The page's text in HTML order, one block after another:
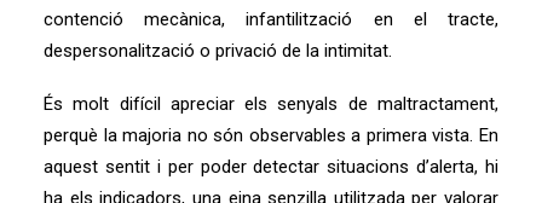
contenció mecànica, infantilització en el tracte,
despersonalització o privació de la intimitat.
És molt difícil apreciar els senyals de maltractament,
perquè la majoria no són observables a primera vista. En
aquest sentit i per poder detectar situacions d’alerta, hi
ha els indicadors, una eina senzilla utilitzada per valorar